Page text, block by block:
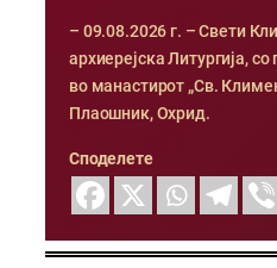
– 09.08.2026 г. – Свети
архиерејска Литургија,
во манастирот „Св.
Плаошник, Охрид.
Споделете